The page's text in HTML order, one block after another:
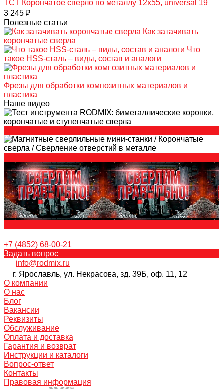
TCT Корончатое сверло по металлу 12x55, universal 19
3 245 ₽
Полезные статьи
Как затачивать
корончатые сверла
Что
такое HSS-сталь – виды, состав и аналоги
Фрезы для обработки композитных материалов и
пластика
Наше видео
+7 (4852) 68-00-21
Задать вопрос
info@rodmix.ru
г. Ярославль, ул. Некрасова, зд. 39Б, оф. 11, 12
О компании
О нас
Блог
Вакансии
Реквизиты
Обслуживание
Оплата и доставка
Гарантия и возврат
Инструкции и каталоги
Вопрос-ответ
Контакты
Правовая информация